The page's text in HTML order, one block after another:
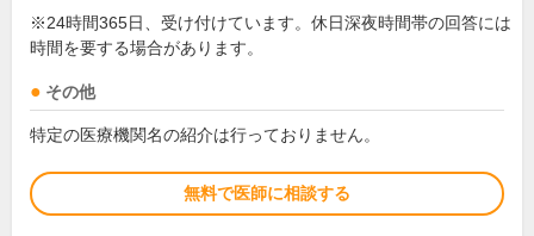
※24時間365日、受け付けています。休日深夜時間帯の回答には
時間を要する場合があります。
その他
特定の医療機関名の紹介は行っておりません。
無料で医師に相談する